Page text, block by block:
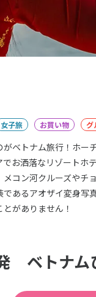
女子旅 お買い物 グ
ベトナム旅行！ホ
お洒落なリゾート
コン河クルーズやチ
あるアオザイ変身写
がありません！
ベトナム